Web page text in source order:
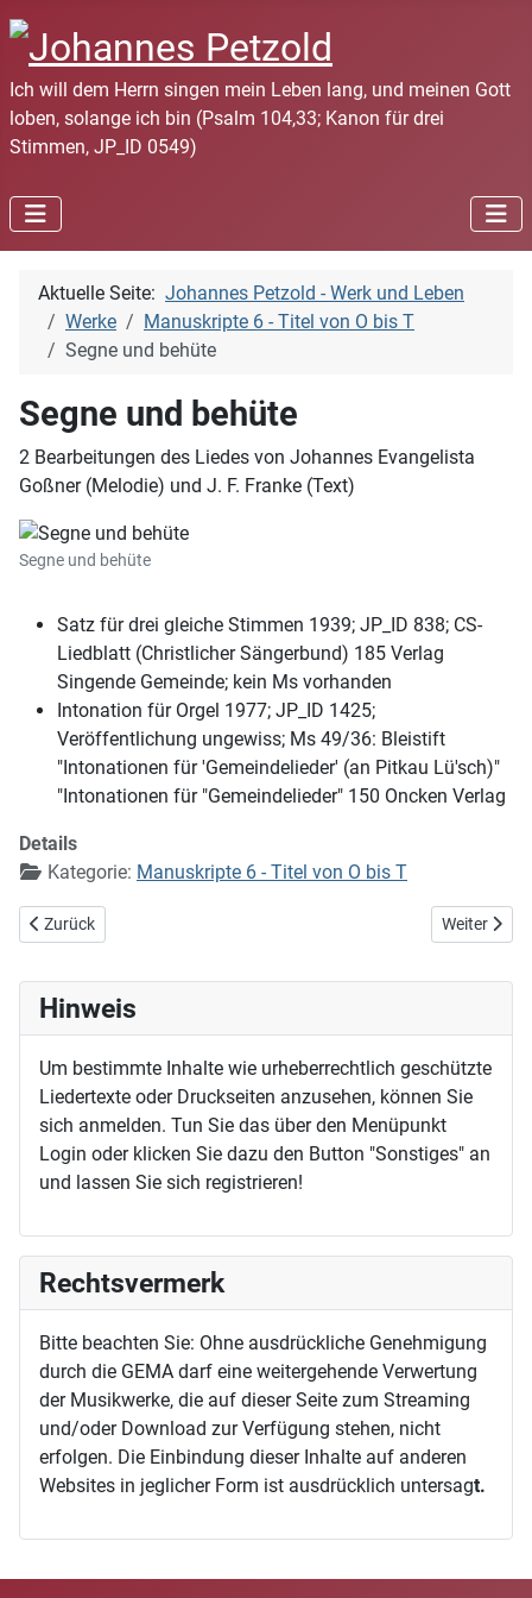
Ich will dem Herrn singen mein Leben lang, und meinen Gott
loben, solange ich bin (Psalm 104,33; Kanon für drei
Stimmen, JP_ID 0549)
Aktuelle Seite: Johannes Petzold - Werk und Leben
Werke
Manuskripte 6 - Titel von O bis T
Segne und behüte
Segne und behüte
2 Bearbeitungen des Liedes von Johannes Evangelista
Goßner (Melodie) und J. F. Franke (Text)
Segne und behüte
Satz für drei gleiche Stimmen 1939; JP_ID 838; CS-
Liedblatt (Christlicher Sängerbund) 185 Verlag
Singende Gemeinde; kein Ms vorhanden
Intonation für Orgel 1977; JP_ID 1425;
Veröffentlichung ungewiss; Ms 49/36: Bleistift
"Intonationen für 'Gemeindelieder' (an Pitkau Lü'sch)"
"Intonationen für "Gemeindelieder" 150 Oncken Verlag
Details
Kategorie: Manuskripte 6 - Titel von O bis T
Vorheriger Beitrag: Seele, mach dich heilig auf
Zurück Nächster
Weiter
Hinweis
Um bestimmte Inhalte wie urheberrechtlich geschützte
Liedertexte oder Druckseiten anzusehen, können Sie
sich anmelden. Tun Sie das über den Menüpunkt
Login oder klicken Sie dazu den Button "Sonstiges" an
und lassen Sie sich registrieren!
Rechtsvermerk
Bitte beachten Sie: Ohne ausdrückliche Genehmigung
durch die GEMA darf eine weitergehende Verwertung
der Musikwerke, die auf dieser Seite zum Streaming
und/oder Download zur Verfügung stehen, nicht
erfolgen. Die Einbindung dieser Inhalte auf anderen
Websites in jeglicher Form ist ausdrücklich untersagt.